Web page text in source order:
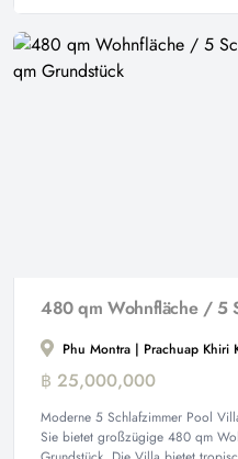
Phu Montra | Prachuap Khiri
฿ 25,000,000
Moderne 5 Schlafzimmer Pool
Sie bietet großzügige 480 qm